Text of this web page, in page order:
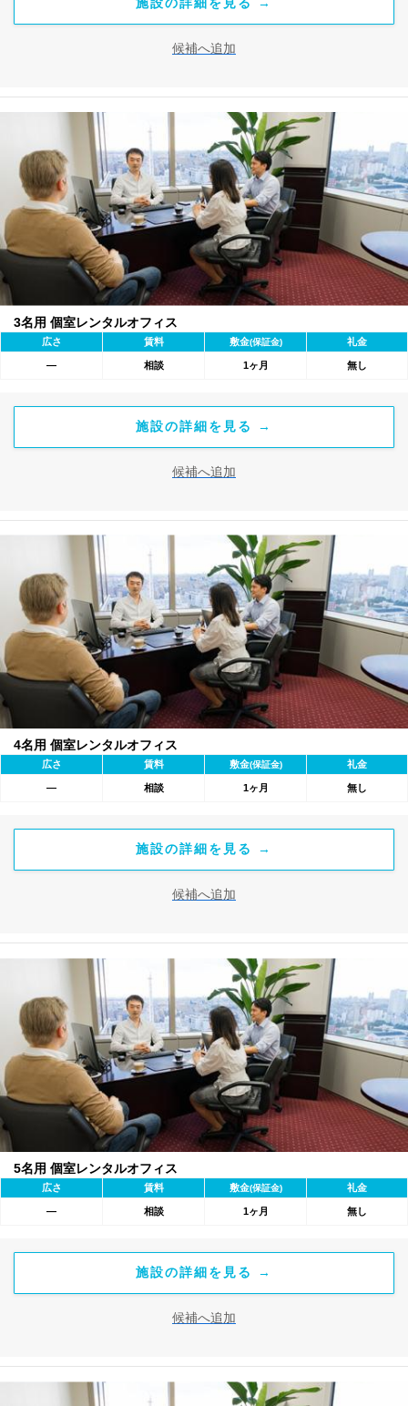
候補へ追加
3名用 個室レンタルオフィス
広さ 賃料 敷金(保証金) 礼金
― 相談 1ヶ月 無し
施設の詳細を見る →
候補へ追加
4名用 個室レンタルオフィス
広さ 賃料 敷金(保証金) 礼金
― 相談 1ヶ月 無し
施設の詳細を見る →
候補へ追加
5名用 個室レンタルオフィス
広さ 賃料 敷金(保証金) 礼金
― 相談 1ヶ月 無し
施設の詳細を見る →
候補へ追加